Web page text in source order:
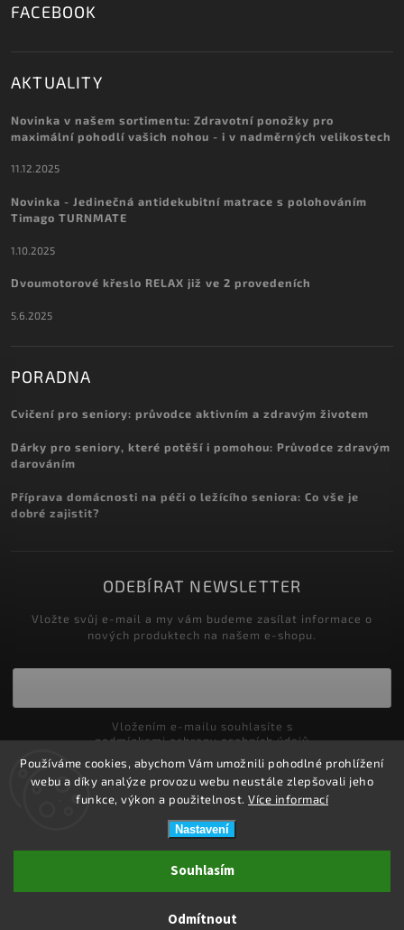
Používáme cookies, abychom Vám umožnili pohodlné prohlížení
webu a díky analýze provozu webu neustále zlepšovali jeho
funkce, výkon a použitelnost. Více informací
Nastavení
Odmítnout
Souhlasím
FACEBOOK
AKTUALITY
Novinka v našem sortimentu: Zdravotní ponožky pro
maximální pohodlí vašich nohou - i v nadměrných velikostech
11.12.2025
Novinka - Jedinečná antidekubitní matrace s polohováním
Timago TURNMATE
1.10.2025
Dvoumotorové křeslo RELAX již ve 2 provedeních
5.6.2025
PORADNA
Cvičení pro seniory: průvodce aktivním a zdravým životem
Dárky pro seniory, které potěší i pomohou: Průvodce zdravým
darováním
Příprava domácnosti na péči o ležícího seniora: Co vše je
dobré zajistit?
ODEBÍRAT NEWSLETTER
Vložte svůj e-mail a my vám budeme zasílat informace o
nových produktech na našem e-shopu.
podmínkami ochrany osobních údajů
Přihlásit se
ZDRAVOTNÍ POTŘEBY DRDLOVÁ
Upravit nastavení cookies